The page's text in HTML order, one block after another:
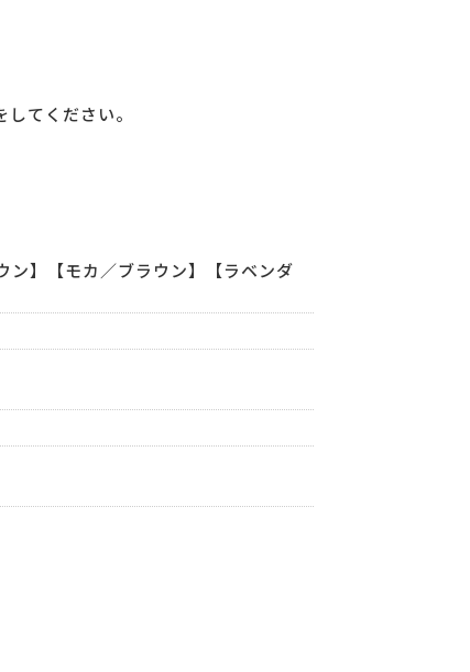
てください。
】【モカ／ブラウン】【ラベンダ